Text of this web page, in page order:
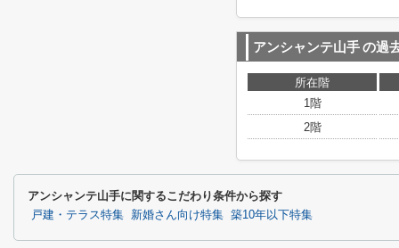
アンシャンテ山手の過
所在階
1階
2階
アンシャンテ山手に関するこだわり条件から探す
戸建・テラス特集 新婚さん向け特集 築10年以下特集